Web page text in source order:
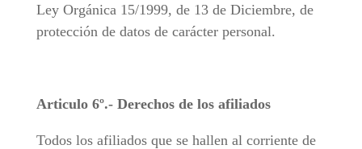
Ley Orgánica 15/1999, de 13 de Diciembre, de
protección de datos de carácter personal.
Articulo 6º.- Derechos de los afiliados
Todos los afiliados que se hallen al corriente de